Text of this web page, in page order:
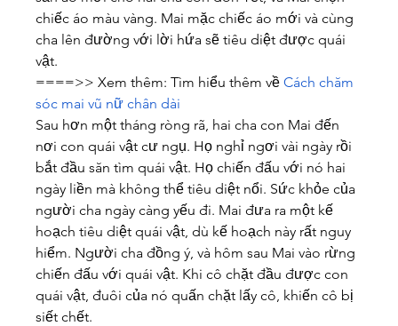
chiếc áo màu vàng. Mai mặc chiếc áo mới và cùng
cha lên đường với lời hứa sẽ tiêu diệt được quái
vật.
====>> Xem thêm: Tìm hiểu thêm về Cách chăm
sóc mai vũ nữ chân dài
Sau hơn một tháng ròng rã, hai cha con Mai đến
nơi con quái vật cư ngụ. Họ nghỉ ngơi vài ngày rồi
bắt đầu săn tìm quái vật. Họ chiến đấu với nó hai
ngày liền mà không thể tiêu diệt nổi. Sức khỏe của
người cha ngày càng yếu đi. Mai đưa ra một kế
hoạch tiêu diệt quái vật, dù kế hoạch này rất nguy
hiểm. Người cha đồng ý, và hôm sau Mai vào rừng
chiến đấu với quái vật. Khi cô chặt đầu được con
quái vật, đuôi của nó quấn chặt lấy cô, khiến cô bị
siết chết.